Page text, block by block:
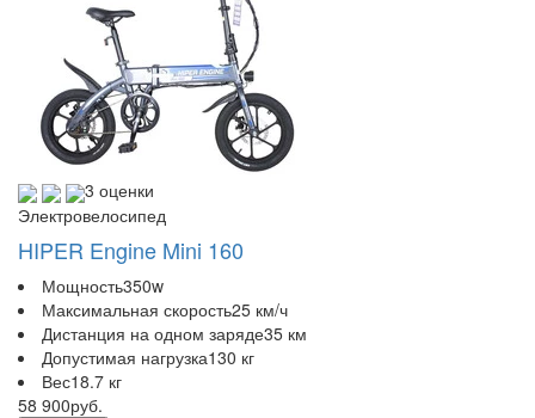
3 оценки
Электровелосипед
HIPER Engine Mini 160
Мощность350w
Максимальная скорость25 км/ч
Дистанция на одном заряде35 км
Допустимая нагрузка130 кг
Вес18.7 кг
58 900руб.